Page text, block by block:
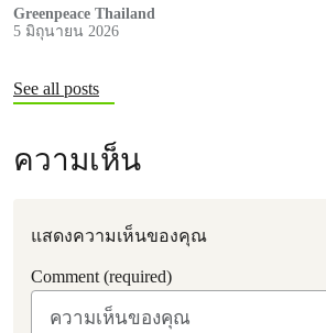
Greenpeace Thailand
5 มิถุนายน 2026
See all posts
ความเห็น
แสดงความเห็นของคุณ
Comment (required)